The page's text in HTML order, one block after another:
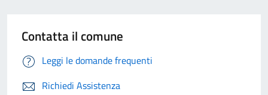
Contatta il comune
Leggi le domande frequenti
Richiedi Assistenza